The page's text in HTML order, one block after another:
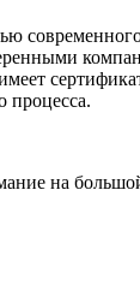
процесса.
на